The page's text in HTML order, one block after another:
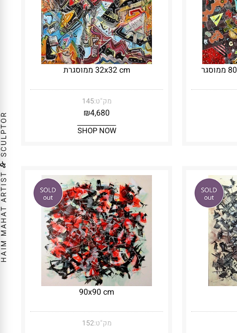
32x32 cm ממוסגרת
מק"ט:145
₪4,680
SHOP NOW
90x90 cm
מק"ט:152